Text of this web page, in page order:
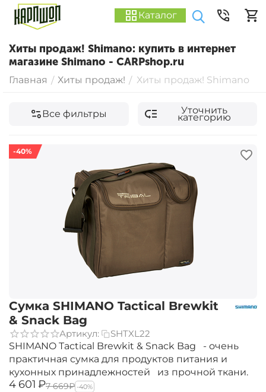
Каталог
Хиты продаж! Shimano: купить в интернет
магазине Shimano - CARPshop.ru
Главная / Хиты продаж! / Хиты продаж! Shimano
Все фильтры Уточнить
категорию
-40%
Сумка SHIMANO Tactical Brewkit
& Snack Bag
Артикул:
SHTXL22
SHIMANO Tactical Brewkit & Snack Bag - очень
практичная сумка для продуктов питания и
кухонных принадлежностей из прочной ткани.
‍4 601‍ ₽‍7 669‍₽ -40%